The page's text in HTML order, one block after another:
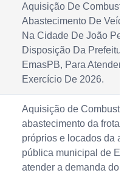
Aquisição De
Abastecimento De
Na Cidade De João
Disposição Da
EmasPB, Para Atender
Exercício De 2026.
Aquisição de
abastecimento da frota
próprios e locados da
pública municipal de
atender a demanda do